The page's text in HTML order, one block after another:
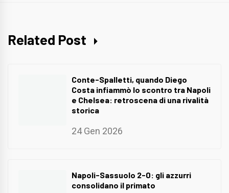
Related Post
Conte-Spalletti, quando Diego
Costa infiammò lo scontro tra Napoli
e Chelsea: retroscena di una rivalità
storica
24 Gen 2026
Napoli-Sassuolo 2-0: gli azzurri
consolidano il primato